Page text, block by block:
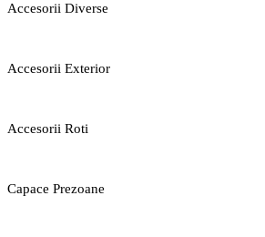
Accesorii Diverse
Accesorii Exterior
Accesorii Roti
Capace Prezoane